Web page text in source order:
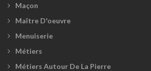
Maçon
Maître D'oeuvre
Menuiserie
Métiers
Métiers Autour De La Pierre